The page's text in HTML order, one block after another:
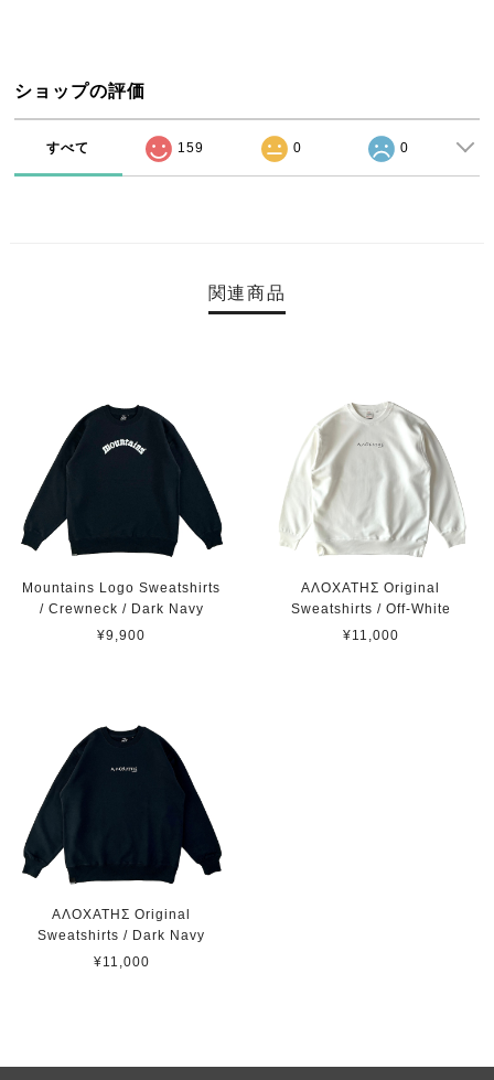
ショップの評価
すべて 159 0 0
関連商品
Mountains Logo Sweatshirts
/ Crewneck / Dark Navy
¥9,900
ΑΛΟΧΑΤΗΣ Original
Sweatshirts / Off-White
¥11,000
ΑΛΟΧΑΤΗΣ Original
Sweatshirts / Dark Navy
¥11,000